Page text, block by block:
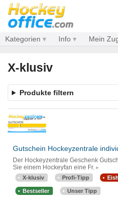
Kategorien Info Mein
X-klusiv
Produkte filtern
Gutschein Hockeyzentrale
Der Hockeyzentrale Geschenk
Sie einem Hockeyfan eine Fr.
X-klusiv Profi-Tipp
Bestseller Unser Tipp